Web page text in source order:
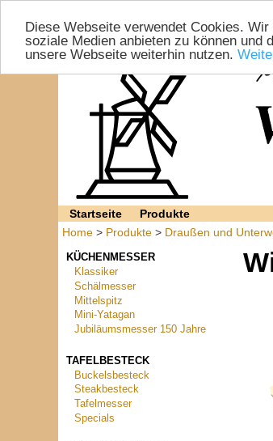
Diese Webseite verwendet Cookies.
soziale Medien anbieten zu können und
unsere Webseite weiterhin nutzen.
Startseite Produkte
Home > Produkte > Draußen und
KÜCHENMESSER
Klassiker
Schälmesser
Mittelspitz
Mini-Yatagan
Jubiläumsmesser 150 Jahre
TAFELBESTECK
Buckelsbesteck
Steakbesteck
Tafelmesser
Specials